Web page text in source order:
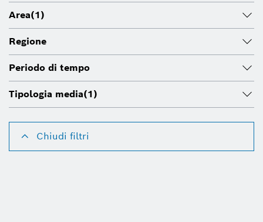
Area(1)
Regione
Periodo di tempo
Tipologia media(1)
Chiudi filtri